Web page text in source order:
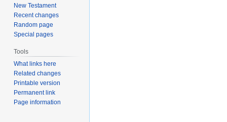
New Testament
Recent changes
Random page
Special pages
Tools
What links here
Related changes
Printable version
Permanent link
Page information